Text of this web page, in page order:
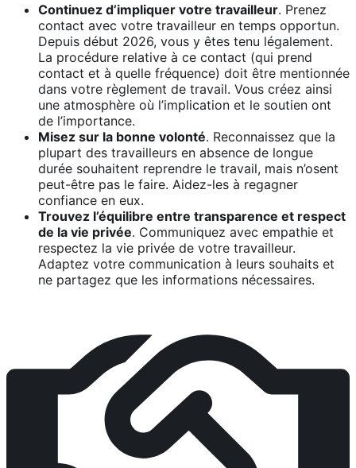
Continuez d’impliquer votre travailleur. Prenez
contact avec votre travailleur en temps opportun.
Depuis début 2026, vous y êtes tenu légalement.
La procédure relative à ce contact (qui prend
contact et à quelle fréquence) doit être mentionnée
dans votre règlement de travail. Vous créez ainsi
une atmosphère où l’implication et le soutien ont
de l’importance.
Misez sur la bonne volonté. Reconnaissez que la
plupart des travailleurs en absence de longue
durée souhaitent reprendre le travail, mais n’osent
peut-être pas le faire. Aidez-les à regagner
confiance en eux.
Trouvez l’équilibre entre transparence et respect
de la vie privée. Communiquez avec empathie et
respectez la vie privée de votre travailleur.
Adaptez votre communication à leurs souhaits et
ne partagez que les informations nécessaires.